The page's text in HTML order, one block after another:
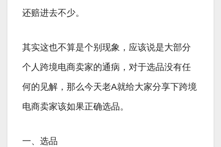
还赔进去不少。
其实这也不算是个别现象，应该说是大部分
个人跨境电商卖家的通病，对于选品没有任
何的见解，那么今天老A就给大家分享下跨境
电商卖家该如果正确选品。
一、选品